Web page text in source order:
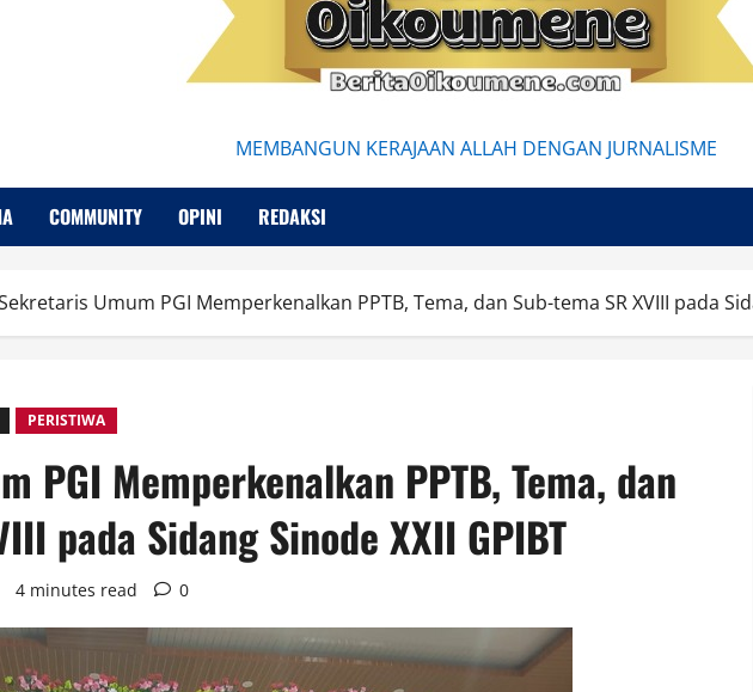
MEMBANGUN KERAJAAN ALLAH DENGAN JURNALISME
COMMUNITY OPINI REDAKSI
Umum PGI Memperkenalkan PPTB, Tema, dan Sub-tema SR XVIII pada
PERISTIWA
PGI Memperkenalkan PPTB, Tema, dan
pada Sidang Sinode XXII GPIBT
4 minutes read 0